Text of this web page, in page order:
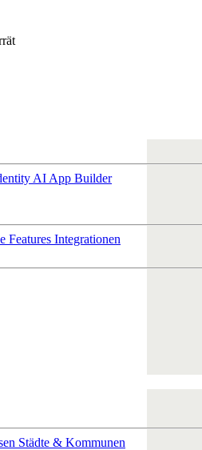
AI App Builder
Features Integrationen
Städte & Kommunen